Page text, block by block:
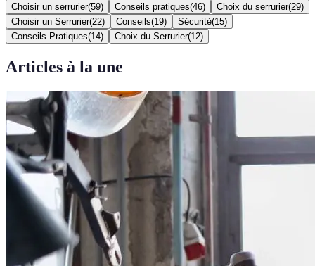
Choisir un serrurier(59) Conseils pratiques(46) Choix du serrurier(29)
Choisir un Serrurier(22) Conseils(19) Sécurité(15)
Conseils Pratiques(14) Choix du Serrurier(12)
Articles à la une